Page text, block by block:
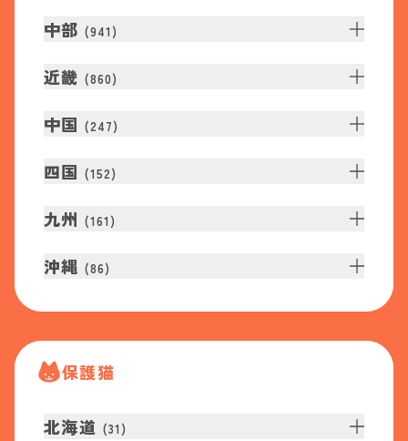
中部 (941 )
近畿 (860)
中国 (247)
四国 (152)
九州 (161 )
沖縄 (86)
保護猫
北海道 (31 )